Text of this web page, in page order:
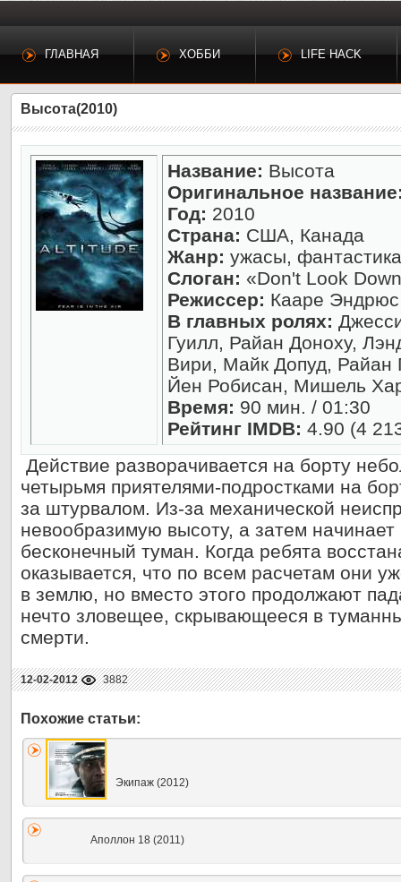
ГЛАВНАЯ ХОББИ LIFE HACK
Высота(2010)
Название: Высота
Оригинальное
Год: 2010
Страна: США, Канада
Жанр: ужасы,
Слоган: «Don't Look
Режиссер: Кааре Эндрюс
В главных ролях:
Гуилл, Райан Доноху,
Вири, Майк Допуд, Райан
Йен Робисан, Мишель
Время: 90 мин. / 01:30
Рейтинг IMDB: 4.90 (4
Действие разворачивается на борту
четырьмя приятелями-подростками на
за штурвалом. Из-за механической
невообразимую высоту, а затем начинает
бесконечный туман. Когда ребята
оказывается, что по всем расчетам они
в землю, но вместо этого продолжают
нечто зловещее, скрывающееся в
смерти.
12-02-2012 3882
Экипаж (2012)
Аполлон 18 (2011)